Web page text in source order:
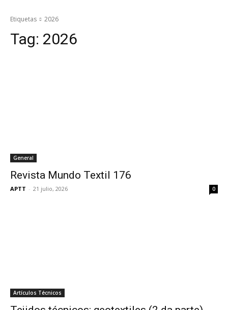
Etiquetas 2026
Tag: 2026
General
Revista Mundo Textil 176
APTT - 21 julio, 2026 0
Artículos Técnicos